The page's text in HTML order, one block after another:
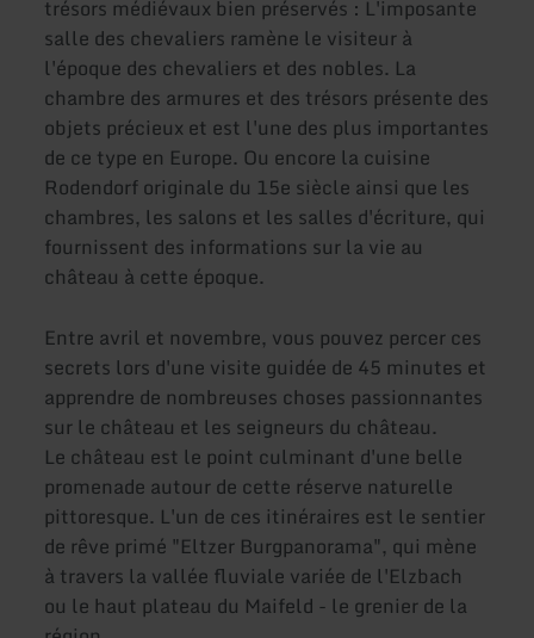
trésors médiévaux bien préservés : L'imposante
salle des chevaliers ramène le visiteur à
l'époque des chevaliers et des nobles. La
chambre des armures et des trésors présente des
objets précieux et est l'une des plus importantes
de ce type en Europe. Ou encore la cuisine
Rodendorf originale du 15e siècle ainsi que les
chambres, les salons et les salles d'écriture, qui
fournissent des informations sur la vie au
château à cette époque.
Entre avril et novembre, vous pouvez percer ces
secrets lors d'une visite guidée de 45 minutes et
apprendre de nombreuses choses passionnantes
sur le château et les seigneurs du château.
Le château est le point culminant d'une belle
promenade autour de cette réserve naturelle
pittoresque. L'un de ces itinéraires est le sentier
de rêve primé "Eltzer Burgpanorama", qui mène
à travers la vallée fluviale variée de l'Elzbach
ou le haut plateau du Maifeld - le grenier de la